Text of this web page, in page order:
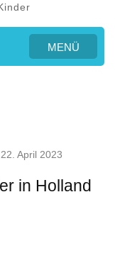
MENÜ
22. April 2023
in Holland